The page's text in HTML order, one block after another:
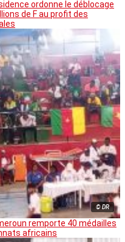
ordonne le déblocage
de F au profit des
© DR
remporte 40 médailles
africains